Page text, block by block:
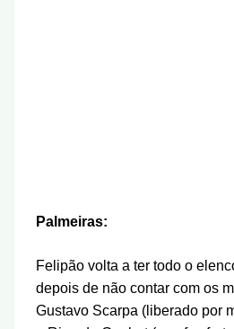
Palmeiras:
Felipão volta a ter todo o
depois de não contar com os
Gustavo Scarpa (liberado por